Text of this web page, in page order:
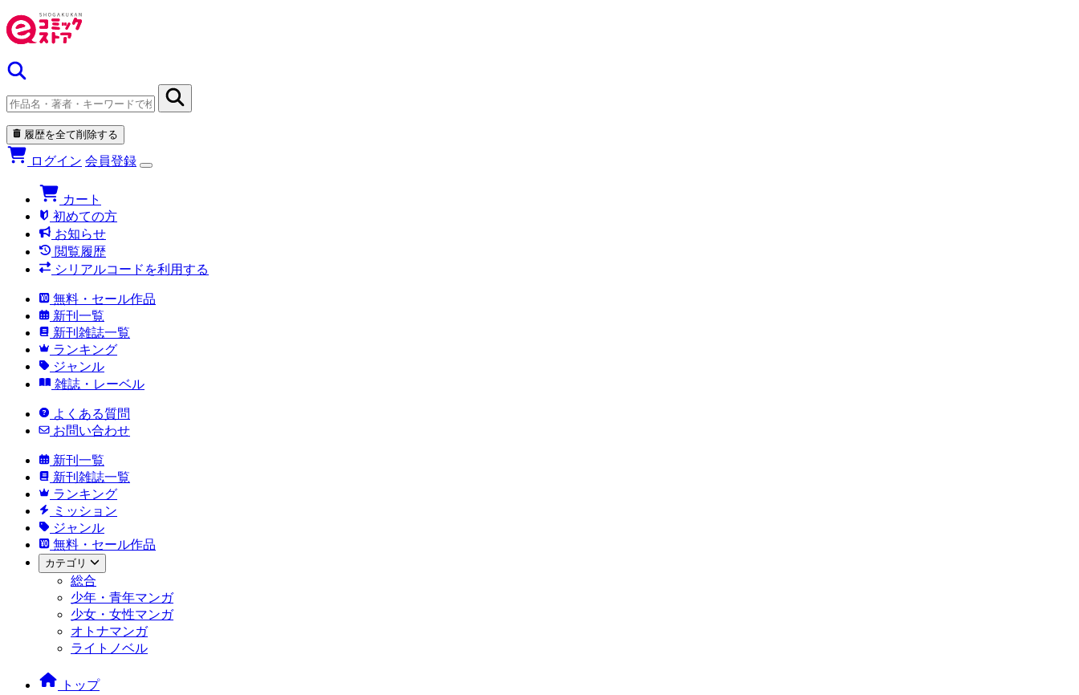
履歴を全て削除する
ログイン 会員登録
カート
初めての方
お知らせ
閲覧履歴
シリアルコードを利用する
無料・セール作品
新刊一覧
新刊雑誌一覧
ランキング
ジャンル
雑誌・レーベル
よくある質問
お問い合わせ
新刊一覧
新刊雑誌一覧
ランキング
ミッション
ジャンル
無料・セール作品
カテゴリ
総合
少年・青年マンガ
少女・女性マンガ
オトナマンガ
ライトノベル
トップ